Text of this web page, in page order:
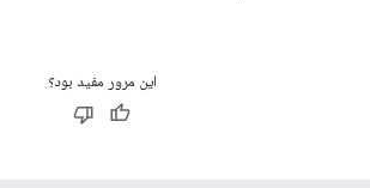
این مرور مفید بود؟